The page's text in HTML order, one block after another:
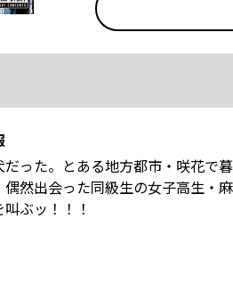
った――。とある地方都市・咲花
然出会った同級生の女子高生・
ぶッ！！！